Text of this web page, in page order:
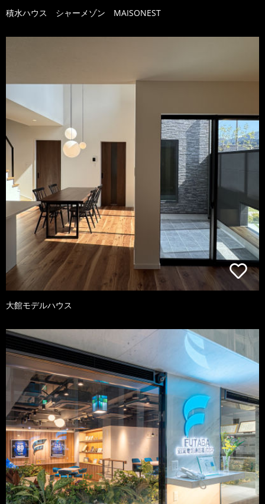
積水ハウス シャーメゾン MAISONEST
大館モデルハウス